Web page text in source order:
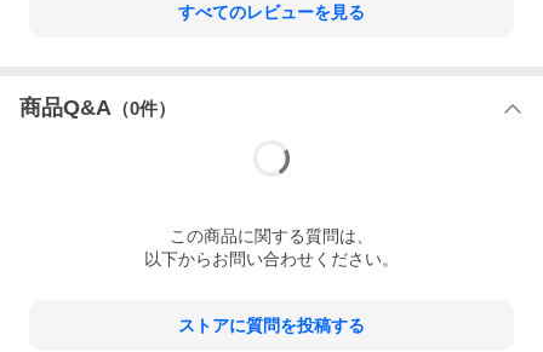
すべてのレビューを見る
商品Q&A （0件）
この商品に関する質問は、
以下からお問い合わせください。
ストアに質問を投稿する